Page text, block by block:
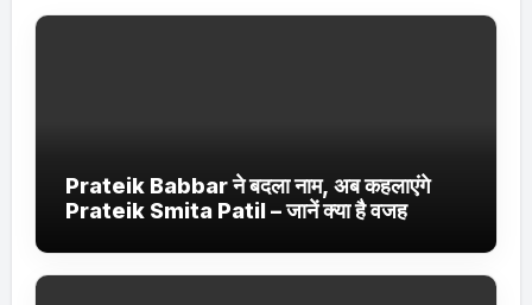
Prateik Babbar ने बदला नाम, अब कहलाएंगे
Prateik Smita Patil – जानें क्या है वजह